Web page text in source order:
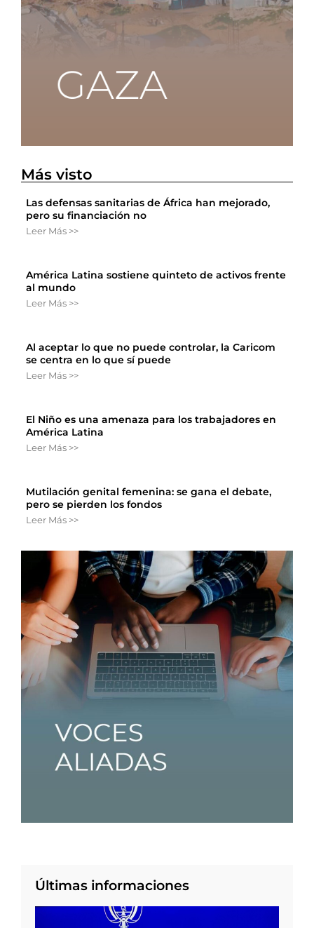
Más visto
Las defensas sanitarias de África han mejorado,
pero su financiación no
Leer Más >>
América Latina sostiene quinteto de activos frente
al mundo
Leer Más >>
Al aceptar lo que no puede controlar, la Caricom
se centra en lo que sí puede
Leer Más >>
El Niño es una amenaza para los trabajadores en
América Latina
Leer Más >>
Mutilación genital femenina: se gana el debate,
pero se pierden los fondos
Leer Más >>
Últimas informaciones